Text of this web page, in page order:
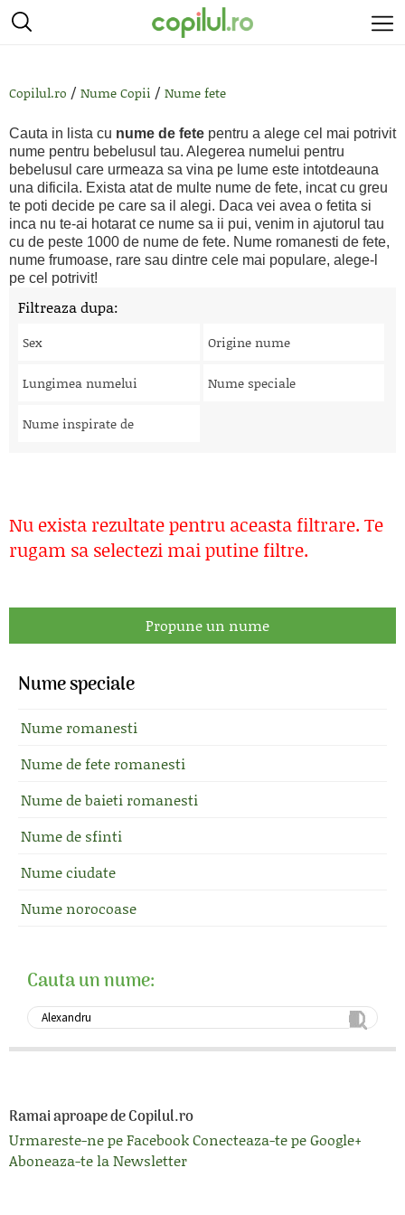
Copilul.ro / Nume Copii / Nume fete
Cauta in lista cu nume de fete pentru a alege cel mai potrivit
nume pentru bebelusul tau. Alegerea numelui pentru
bebelusul care urmeaza sa vina pe lume este intotdeauna
una dificila. Exista atat de multe nume de fete, incat cu greu
te poti decide pe care sa il alegi. Daca vei avea o fetita si
inca nu te-ai hotarat ce nume sa ii pui, venim in ajutorul tau
cu de peste 1000 de nume de fete. Nume romanesti de fete,
nume frumoase, rare sau dintre cele mai populare, alege-l
pe cel potrivit!
Filtreaza dupa:
Sex Origine nume
Lungimea numelui Nume speciale
Nume inspirate de
Nu exista rezultate pentru aceasta filtrare. Te
rugam sa selectezi mai putine filtre.
Propune un nume
Nume speciale
Nume romanesti
Nume de fete romanesti
Nume de baieti romanesti
Nume de sfinti
Nume ciudate
Nume norocoase
Cauta un nume:
Ramai aproape de Copilul.ro
Urmareste-ne pe FacebookConecteaza-te pe Google+
Aboneaza-te la Newsletter